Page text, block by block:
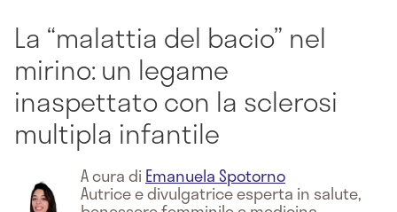
La “malattia del bacio” nel
mirino: un legame
inaspettato con la sclerosi
multipla infantile
A cura di Emanuela Spotorno
Autrice e divulgatrice esperta in salute,